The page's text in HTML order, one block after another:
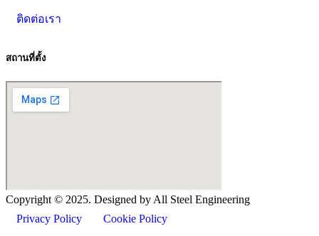
ติดต่อเรา
สถานที่ตั้ง
Copyright © 2025. Designed by All Steel Engineering
Privacy Policy
Cookie Policy